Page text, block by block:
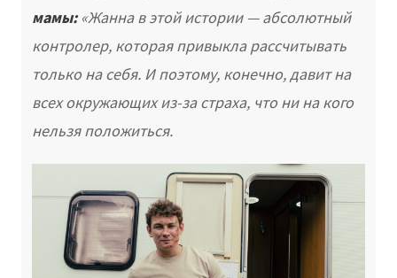
мамы: «Жанна в этой истории — абсолютный
контролер, которая привыкла рассчитывать
только на себя. И поэтому, конечно, давит на
всех окружающих из-за страха, что ни на кого
нельзя положиться.